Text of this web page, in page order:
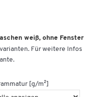
weiß, ohne Fenster
Für weitere Infos
[g/m²]